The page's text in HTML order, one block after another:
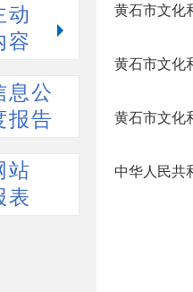
动
容
息公
报告
站
表
黄石市文化
黄石市文化
黄石市文化
中华人民共